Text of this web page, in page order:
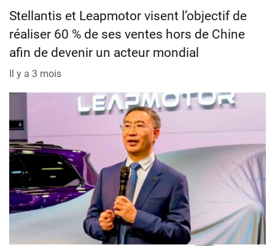
Stellantis et Leapmotor visent l’objectif de
réaliser 60 % de ses ventes hors de Chine
afin de devenir un acteur mondial
Il y a 3 mois